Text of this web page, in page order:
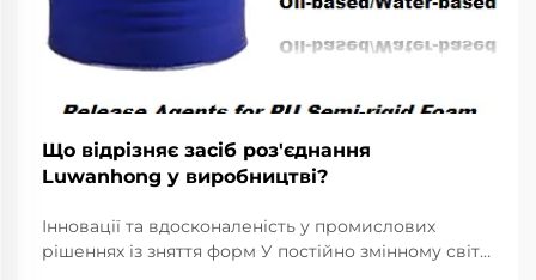
Що відрізняє засіб роз'єднання
Luwanhong у виробництві?
Інновації та вдосконаленість у промислових
рішеннях із зняття форм У постійно змінному світі